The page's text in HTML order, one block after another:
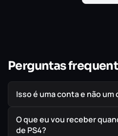
do seu grupo de caça, você
Perguntas
Isso é uma conta e não
O que eu vou receber
de PS4?